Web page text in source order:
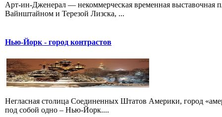
Арт-ин-Дженерал — некоммерческая временная
Вайнштайном и Терезой Лизска, ...
Нью-Йорк - город контрастов
Негласная столица Соединенных Штатов Америки, город
под собой одно – Нью-Йорк....